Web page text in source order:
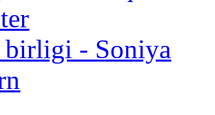
birligi - Soniya